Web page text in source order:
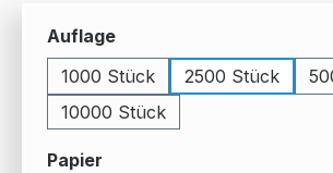
Auflageauswählen
1000 Stück
2500 Stück
10000 Stück
Papier